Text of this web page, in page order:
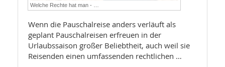
Welche Rechte hat man - …
Wenn die Pauschalreise anders verläuft als
geplant Pauschalreisen erfreuen in der
Urlaubssaison großer Beliebtheit, auch weil sie
Reisenden einen umfassenden rechtlichen …